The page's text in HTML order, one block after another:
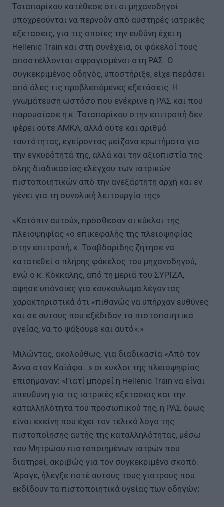
Τσιαπαρίκου κατέθεσε ότι οι μηχανοδηγοί
υποχρεούνται να περνούν από αυστηρές ιατρικές
εξετάσεις, για τις οποίες την ευθύνη έχει η
Hellenic Train και στη συνέχεια, οι φάκελοί τους
αποστέλλονται σφραγισμένοι στη ΡΑΣ. Ο
συγκεκριμένος οδηγός, υποστήριξε, είχε περάσει
από όλες τις προβλεπόμενες εξετάσεις. Η
γνωμάτευση ωστόσο που ενέκρινε η ΡΑΣ και που
παρουσίασε η κ. Τσιαπαρίκου στην επιτροπή δεν
φέρει ούτε ΑΜΚΑ, αλλά ούτε και αριθμό
ταυτότητας, εγείροντας μείζονα ερωτήματα για
την εγκυρότητά της, αλλά και την αξιοπιστία της
όλης διαδικασίας ελέγχου των ιατρικών
πιστοποιητικών από την ανεξάρτητη αρχή και εν
γένει για τη συνολική λειτουργία της».
«Κατόπιν αυτού», πρόσθεσαν οι κύκλοι της
πλειοψηφίας «ο επικεφαλής της πλειοψηφίας
στην επιτροπή, κ. Τσαβδαρίδης ζήτησε να
κατατεθεί ο πλήρης φάκελος του μηχανοδηγού,
ενώ ο κ. Κόκκαλης, από τη μεριά του ΣΥΡΙΖΑ,
άφησε υπόνοιες για κουκούλωμα λέγοντας
χαρακτηριστικά ότι «πιθανώς να υπήρχαν ευθύνες
και σε αυτούς που εξέδιδαν τα πιστοποιητικά
υγείας, να το ψάξουμε και αυτό».»
Μιλώντας, ακολούθως, για διαδικασία «Από τον
Άννα στον Καϊάφα…» οι κύκλοι της πλειοψηφίας
επισήμαναν: «Γιατί μπορεί η Hellenic Train να είναι
υπεύθυνη για τις ιατρικές εξετάσεις και την
καταλληλότητα του προσωπικού της, η ΡΑΣ όμως
είναι εκείνη που έχει τον τελικό λόγο της
πιστοποίησης αυτής της καταλληλότητας, μέσω
του Μητρώου πιστοποιημένων ιατρών που
διατηρεί, ακριβώς για τον συγκεκριμένο σκοπό.
'Αραγε, ήλεγξε ποτέ αυτούς τους γιατρούς που
εκδίδουν τα πιστοποιητικά υγείας των οδηγών;